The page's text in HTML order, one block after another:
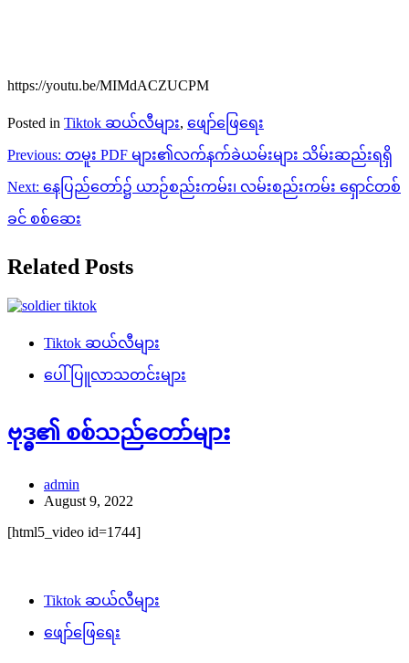
https://youtu.be/MIMdACZUCPM
Posted in Tiktok ဆယ်လီများ, ဖျော်ဖြေရေး
Post
navigation
Previous: တမူး PDF များ၏လက်နက်ခဲယမ်းများ သိမ်းဆည်းရရှိ
Next: နေပြည်တော်၌ ယာဉ်စည်းကမ်း၊ လမ်းစည်းကမ်း ရှောင်တစ်
ခင် စစ်ဆေး
Related Posts
Tiktok ဆယ်လီများ
ပေါ်ပြူလာသတင်းများ
ဗုဒ္ဓ၏ စစ်သည်တော်များ
admin
August 9, 2022
[html5_video id=1744]
Tiktok ဆယ်လီများ
ဖျော်ဖြေရေး